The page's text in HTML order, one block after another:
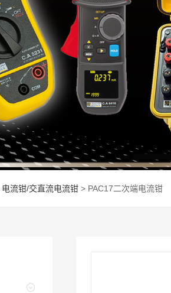
电流钳/交直流电流钳 > PAC17二次端电流钳